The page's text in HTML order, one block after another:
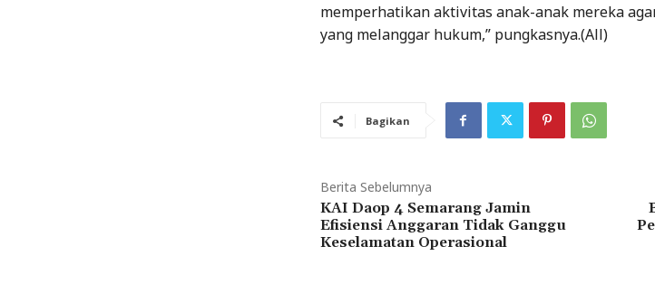
memperhatikan aktivitas anak-anak mereka
yang melanggar hukum,” pungkasnya.(All)
Bagikan
Berita Sebelumnya
KAI Daop 4 Semarang Jamin
Efisiensi Anggaran Tidak Ganggu
Keselamatan Operasional